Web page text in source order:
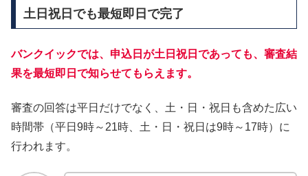
土日祝日でも最短即日で完了
バンクイックでは、申込日が土日祝日であっても、審査結
果を最短即日で知らせてもらえます。
審査の回答は平日だけでなく、土・日・祝日も含めた広い
時間帯（平日9時～21時、土・日・祝日は9時～17時）に
行われます。